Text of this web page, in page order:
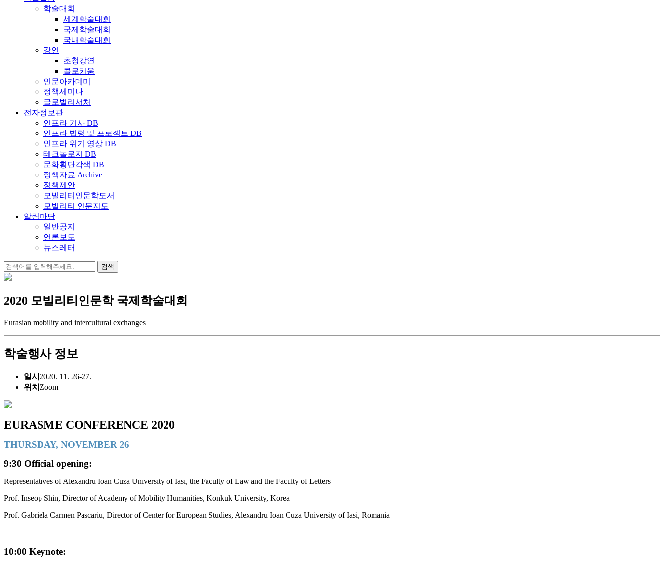
학술대회
세계학술대회
국제학술대회
국내학술대회
강연
초청강연
콜로키움
인문아카데미
정책세미나
글로벌리서처
전자정보관
인프라 기사 DB
인프라 법령 및 프로젝트 DB
인프라 위기 영상 DB
테크놀로지 DB
문화횡단각색 DB
정책자료 Archive
정책제안
모빌리티인문학도서
모빌리티 인문지도
알림마당
일반공지
언론보도
뉴스레터
검
색:
2020 모빌리티인문학 국제학술대회
Eurasian mobility and intercultural exchanges
학술행사 정보
일시 2020. 11. 26-27.
위치 Zoom
EURASME CONFERENCE 2020
THURSDAY, NOVEMBER 26
9:30 Official opening:
Representatives of Alexandru Ioan Cuza University of Iasi, the Faculty of Law and the Faculty of Letters
Prof. Inseop Shin, Director of Academy of Mobility Humanities, Konkuk University, Korea
Prof. Gabriela Carmen Pascariu, Director of Center for European Studies, Alexandru Ioan Cuza University of Iasi, Romania
10:00 Keynote: